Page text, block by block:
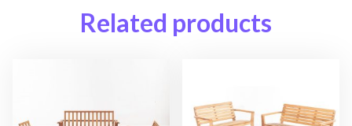
Related products